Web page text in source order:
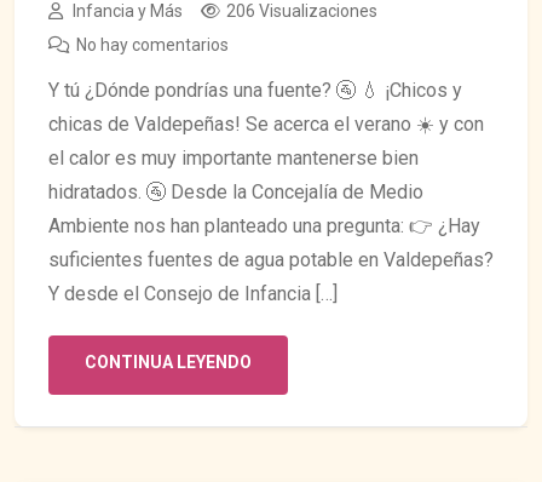
Infancia y Más
206 Visualizaciones
No hay comentarios
Y tú ¿Dónde pondrías una fuente? 🚰 💧 ¡Chicos y
chicas de Valdepeñas! Se acerca el verano ☀️ y con
el calor es muy importante mantenerse bien
hidratados. 🚰 Desde la Concejalía de Medio
Ambiente nos han planteado una pregunta: 👉 ¿Hay
suficientes fuentes de agua potable en Valdepeñas?
Y desde el Consejo de Infancia […]
CONTINUA LEYENDO